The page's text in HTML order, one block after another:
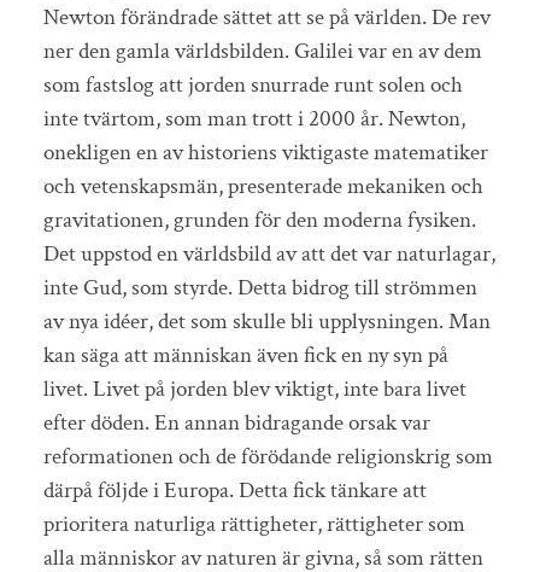
Newton förändrade sättet att se på världen. De rev
ner den gamla världsbilden. Galilei var en av dem
som fastslog att jorden snurrade runt solen och
inte tvärtom, som man trott i 2000 år. Newton,
onekligen en av historiens viktigaste matematiker
och vetenskapsmän, presenterade mekaniken och
gravitationen, grunden för den moderna fysiken.
Det uppstod en världsbild av att det var naturlagar,
inte Gud, som styrde. Detta bidrog till strömmen
av nya idéer, det som skulle bli upplysningen. Man
kan säga att människan även fick en ny syn på
livet. Livet på jorden blev viktigt, inte bara livet
efter döden. En annan bidragande orsak var
reformationen och de förödande religionskrig som
därpå följde i Europa. Detta fick tänkare att
prioritera naturliga rättigheter, rättigheter som
alla människor av naturen är givna, så som rätten